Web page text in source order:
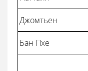
Джомтьен
Бан Пхе